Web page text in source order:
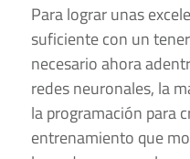
Para lograr unas
suficiente con un
necesario ahora
redes neuronales, la
la programación para
entrenamiento que